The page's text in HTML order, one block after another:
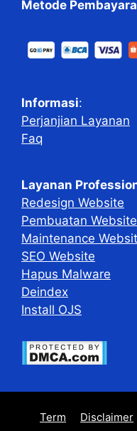
Metode
Informasi:
Perjanjian Layanan
Faq
Layanan
Redesign Website
Pembuatan Website
Maintenance
SEO Website
Hapus Malware
Deindex
Install OJS
Term Disclaimer